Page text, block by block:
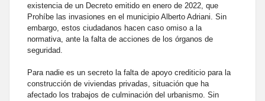
existencia de un Decreto emitido en enero de 2022, que
Prohíbe las invasiones en el municipio Alberto Adriani. Sin
embargo, estos ciudadanos hacen caso omiso a la
normativa, ante la falta de acciones de los órganos de
seguridad.
Para nadie es un secreto la falta de apoyo crediticio para la
construcción de viviendas privadas, situación que ha
afectado los trabajos de culminación del urbanismo. Sin